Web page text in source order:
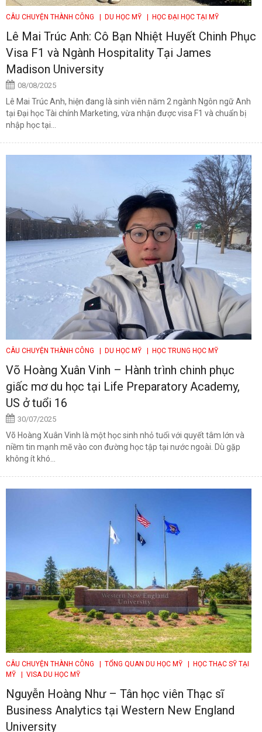
CÂU CHUYỆN THÀNH CÔNG | DU HỌC MỸ | HỌC ĐẠI HỌC TẠI MỸ
Lê Mai Trúc Anh: Cô Bạn Nhiệt Huyết Chinh Phục
Visa F1 và Ngành Hospitality Tại James
Madison University
08/08/2025
Lê Mai Trúc Anh, hiện đang là sinh viên năm 2 ngành Ngôn ngữ Anh
tại Đại học Tài chính Marketing, vừa nhận được visa F1 và chuẩn bị
nhập học tại...
CÂU CHUYỆN THÀNH CÔNG | DU HỌC MỸ | HỌC TRUNG HỌC MỸ
Võ Hoàng Xuân Vinh – Hành trình chinh phục
giấc mơ du học tại Life Preparatory Academy,
US ở tuổi 16
30/07/2025
Võ Hoàng Xuân Vinh là một học sinh nhỏ tuổi với quyết tâm lớn và
niềm tin mạnh mẽ vào con đường học tập tại nước ngoài. Dù gặp
không ít khó...
CÂU CHUYỆN THÀNH CÔNG | TỔNG QUAN DU HỌC MỸ
| HỌC THẠC SỸ TẠI
MỸ
| VISA DU HỌC MỸ
Nguyễn Hoàng Như – Tân học viên Thạc sĩ
Business Analytics tại Western New England
University